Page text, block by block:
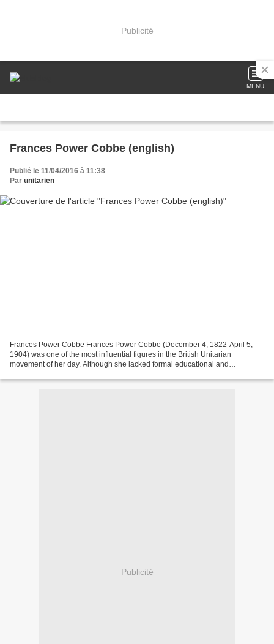
Publicité
MENU
Frances Power Cobbe (english)
Publié le 11/04/2016 à 11:38
Par unitarien
Frances Power Cobbe Frances Power Cobbe (December 4, 1822-April 5,
1904) was one of the most influential figures in the British Unitarian
movement of her day. Although she lacked formal educational and
Publicité